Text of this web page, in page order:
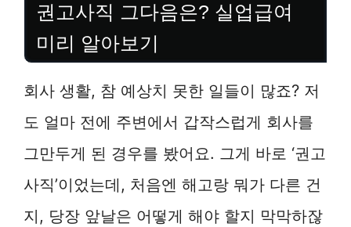
권고사직 그다음은? 실업급여
미리 알아보기
회사 생활, 참 예상치 못한 일들이 많죠? 저
도 얼마 전에 주변에서 갑작스럽게 회사를
그만두게 된 경우를 봤어요. 그게 바로 ‘권고
사직’이었는데, 처음엔 해고랑 뭐가 다른 건
지, 당장 앞날은 어떻게 해야 할지 막막하잖